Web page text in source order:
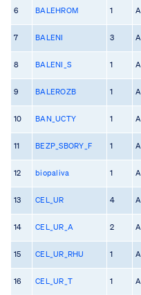
6 BALEHROM 1 A
7 BALENI 3 A
8 BALENI_S 1 A
9 BALEROZB 1 A
10 BAN_UCTY 1 A
11 BEZP_SBORY_F 1 A
12 biopaliva 1 A
13 CEL_UR 4 A
14 CEL_UR_A 2 A
15 CEL_UR_RHU 1 A
16 CEL_UR_T 1 A